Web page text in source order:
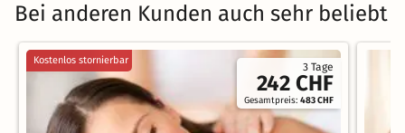
Bei anderen Kunden auch sehr beliebt
3 Tage
242 CHF
Gesamtpreis:483 CHF
Kostenlos stornierbar